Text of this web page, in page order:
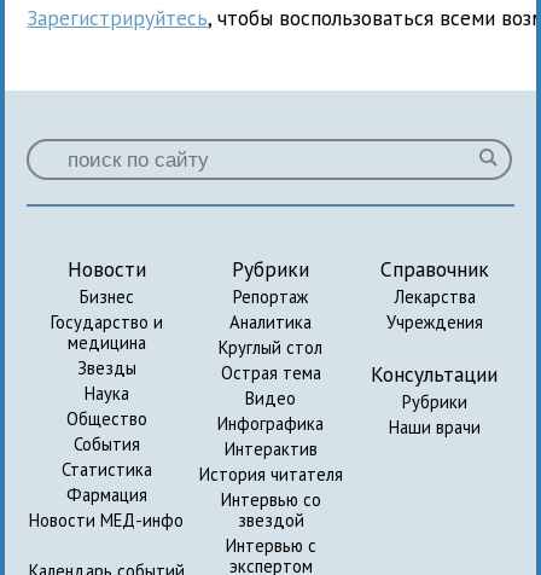
Зарегистрируйтесь, чтобы воспользоваться всеми
Новости
Бизнес
Государство и
медицина
Звезды
Наука
Общество
События
Статистика
Фармация
Новости МЕД-инфо
Календарь событий
Рубрики
Репортаж
Аналитика
Круглый стол
Острая тема
Видео
Инфографика
Интерактив
История читателя
Интервью со
звездой
Интервью с
экспертом
Справочник
Лекарства
Учреждения
Консультации
Рубрики
Наши врачи